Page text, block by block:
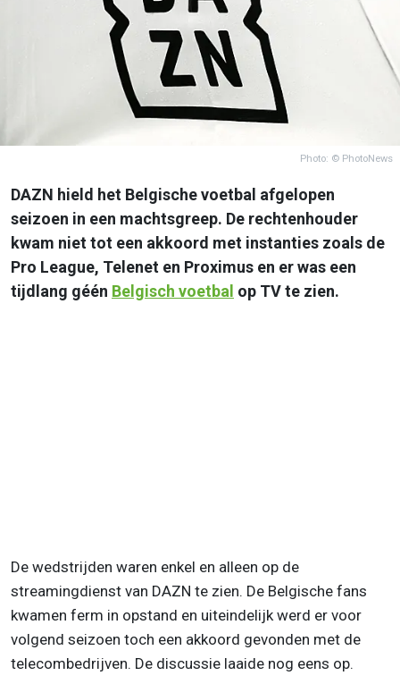
Photo: © PhotoNews
DAZN hield het Belgische voetbal afgelopen
seizoen in een machtsgreep. De rechtenhouder
kwam niet tot een akkoord met instanties zoals de
Pro League, Telenet en Proximus en er was een
tijdlang géén Belgisch voetbal op TV te zien.
De wedstrijden waren enkel en alleen op de
streamingdienst van DAZN te zien. De Belgische fans
kwamen ferm in opstand en uiteindelijk werd er voor
volgend seizoen toch een akkoord gevonden met de
telecombedrijven. De discussie laaide nog eens op.